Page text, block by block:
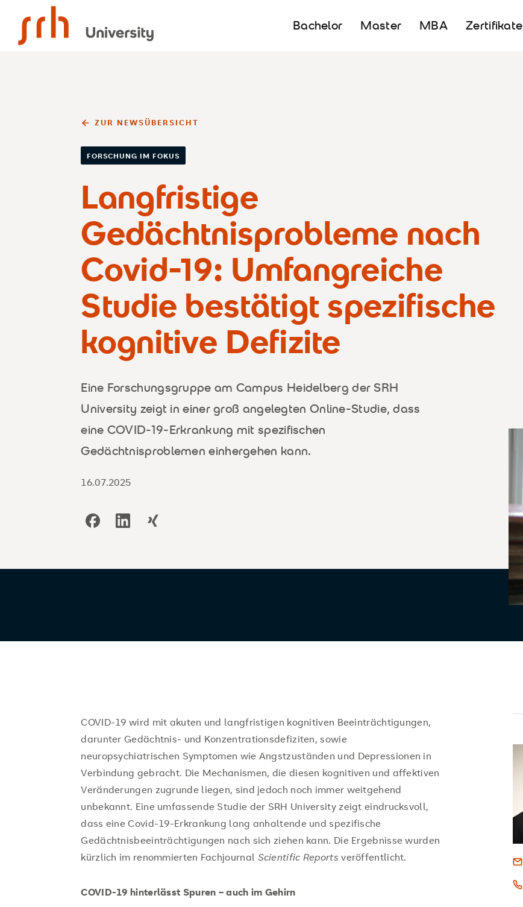
Bachelor Master MBA Zertifikate
ZUR NEWSÜBERSICHT
FORSCHUNG IM FOKUS
Langfristige
Gedächtnisprobleme nach
Covid-19: Umfangreiche
Studie bestätigt spezifische
kognitive Defizite
Eine Forschungsgruppe am Campus Heidelberg der SRH
University zeigt in einer groß angelegten Online-Studie, dass
eine COVID-19-Erkrankung mit spezifischen
Gedächtnisproblemen einhergehen kann.
16.07.2025
COVID-19 wird mit akuten und langfristigen kognitiven Beeinträchtigungen,
darunter Gedächtnis- und Konzentrationsdefiziten, sowie
neuropsychiatrischen Symptomen wie Angstzuständen und Depressionen in
Verbindung gebracht. Die Mechanismen, die diesen kognitiven und affektiven
Veränderungen zugrunde liegen, sind jedoch noch immer weitgehend
unbekannt. Eine umfassende Studie der SRH University zeigt eindrucksvoll,
dass eine Covid-19-Erkrankung lang anhaltende und spezifische
Gedächtnisbeeinträchtigungen nach sich ziehen kann. Die Ergebnisse wurden
kürzlich im renommierten Fachjournal Scientific Reports veröffentlicht.
COVID-19 hinterlässt Spuren – auch im Gehirn